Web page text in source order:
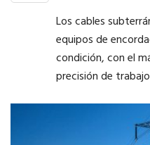
Los cables
equipos de
condición, con el
precisión de